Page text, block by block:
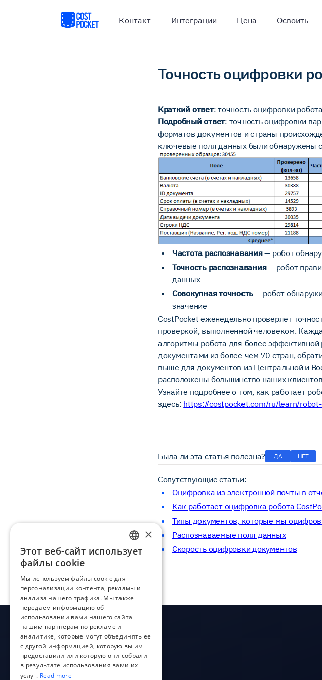
Контакт Интеграции Цена Освоить
Точность оцифровки
Краткий ответ: точность оцифровки
Подробный ответ: точность оцифровки
форматов документов и страны
ключевые поля данных были обнаружены
Частота распознавания— робот
Точность распознавания— робот
данных
Совокупная точность — робот
значение
CostPocket еженедельно проверяет
проверкой, выполненной человеком.
алгоритмы робота для более
документами из более чем 70 стран,
выше для документов из Центральной и
расположены большинство наших
Узнайте подробнее о том, как работает
здесь: https://costpocket.com/ru/learn/
Была ли эта статья полезна? ДА НЕТ
Сопутствующие статьи:
Оцифровка из электронной почты в
Как работает оцифровка робота
Типы документов, которые мы
Распознаваемые поля данных
Скорость оцифровки документов
ENGLISH
LATVIAN
FINNISH
LITHUANIAN
×
Этот веб-сайт использует
файлы cookie
Мы используем файлы cookie для
персонализации контента, рекламы и
анализа нашего трафика. Мы также
передаем информацию об
использовании вами нашего сайта
нашим партнерам по рекламе и
аналитике, которые могут объединять ее
с другой информацией, которую вы им
предоставили или которую они собрали
в результате использования вами их
услуг. Read more